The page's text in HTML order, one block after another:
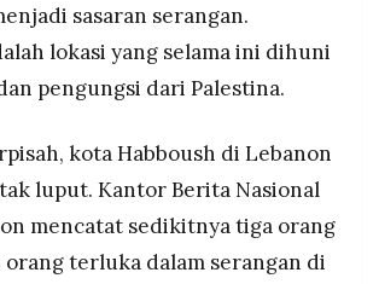
sasaran serangan.
lokasi yang selama ini dihuni
pengungsi dari Palestina.
kota Habboush di Lebanon
luput. Kantor Berita Nasional
mencatat sedikitnya tiga orang
orang terluka dalam serangan di